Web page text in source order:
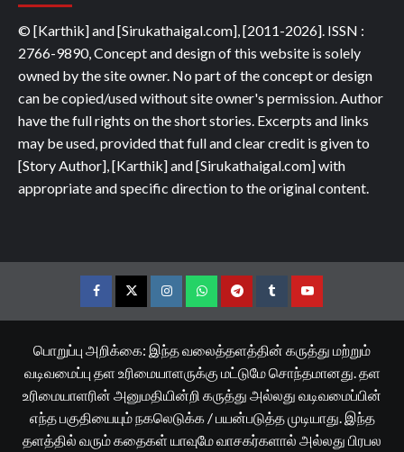
© [Karthik] and [Sirukathaigal.com], [2011-2026]. ISSN :
2766-9890, Concept and design of this website is solely
owned by the site owner. No part of the concept or design
can be copied/used without site owner's permission. Author
have the full rights on the short stories. Excerpts and links
may be used, provided that full and clear credit is given to
[Story Author], [Karthik] and [Sirukathaigal.com] with
appropriate and specific direction to the original content.
FacebookTwitterInstagramWhatsappTelegramTumblrYouTube
பொறுப்பு அறிக்கை: இந்த வலைத்தளத்தின் கருத்து மற்றும்
வடிவமைப்பு தள உரிமையாளருக்கு மட்டுமே சொந்தமானது. தள
உரிமையாளரின் அனுமதியின்றி கருத்து அல்லது வடிவமைப்பின்
எந்த பகுதியையும் நகலெடுக்க / பயன்படுத்த முடியாது. இந்த
தளத்தில் வரும் கதைகள் யாவுமே வாசகர்களால் அல்லது பிரபல